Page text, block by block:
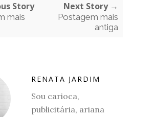
Story
mais
Next Story →
Postagem mais
antiga
RENATA JARDIM
Sou carioca,
publicitária, ariana